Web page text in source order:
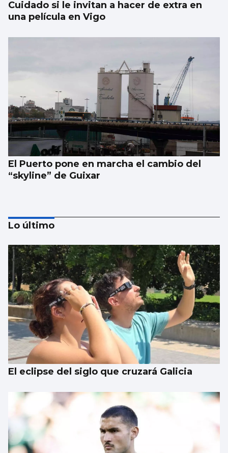
Cuidado si le invitan a hacer de extra en
una película en Vigo
El Puerto pone en marcha el cambio del
“skyline” de Guixar
Un estudio propone mejorar el uso de la IA
en el mundo sanitario
Lo último
El eclipse del siglo que cruzará Galicia